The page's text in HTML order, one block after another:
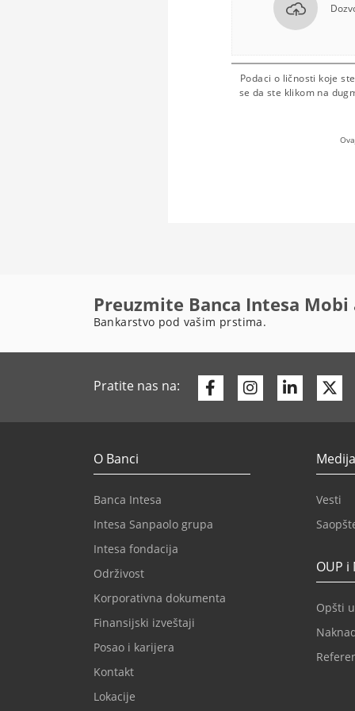
Podaci o ličnosti koje
se da ste klikom na
Preuzmite Banca Intesa
Bankarstvo pod vašim prstima.
Pratite nas na: FacebookInstagram
O Banci
Banca Intesa
Intesa Sanpaolo grupa
Intesa fondacija
Održivost
Korporativna dokumenta
Finansijski izveštaji
Posao i karijera
Kontakt
Lokacije
Vesti
OUP i
Opšti